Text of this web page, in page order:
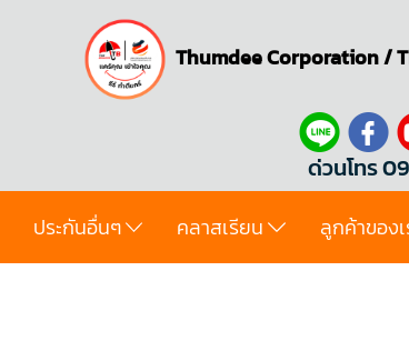
Thumdee Corporation/
ด่วนโทร
ประกันอื่นๆ คลาสเรียน ลูกค้าของ